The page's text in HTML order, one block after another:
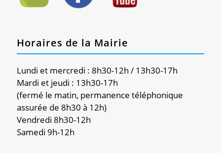
Horaires de la Mairie
Lundi et mercredi : 8h30-12h / 13h30-17h
Mardi et jeudi : 13h30-17h
(fermé le matin, permanence téléphonique
assurée de 8h30 à 12h)
Vendredi 8h30-12h
Samedi 9h-12h